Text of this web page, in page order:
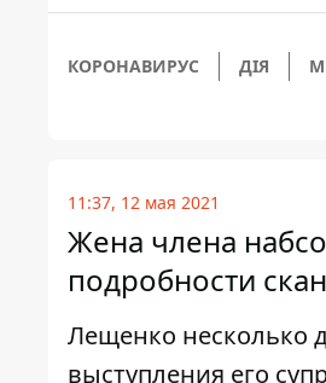
КОРОНАВИРУС ДІЯ
11:37, 12 мая 2021
Жена члена
подробности
Лещенко несколько
выступления его